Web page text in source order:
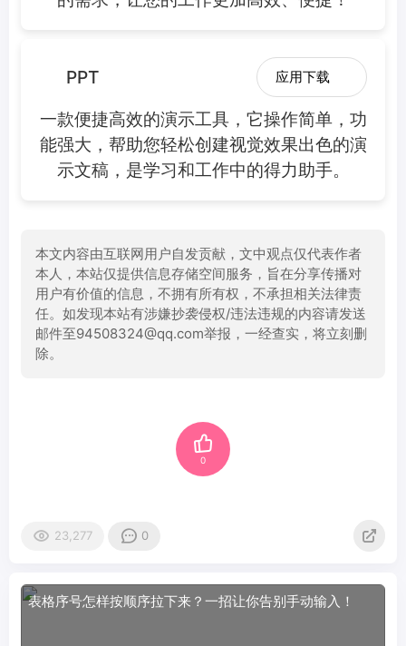
PPT 应用下载
一款便捷高效的演示工具，它操作简单，功
能强大，帮助您轻松创建视觉效果出色的演
示文稿，是学习和工作中的得力助手。
本文内容由互联网用户自发贡献，文中观点仅代表作者
本人，本站仅提供信息存储空间服务，旨在分享传播对
用户有价值的信息，不拥有所有权，不承担相关法律责
任。如发现本站有涉嫌抄袭侵权/违法违规的内容请发送
邮件至94508324@qq.com举报，一经查实，将立刻删
除。
0
23,277 0
表格序号怎样按顺序拉下来？一招让你告别手动输入！